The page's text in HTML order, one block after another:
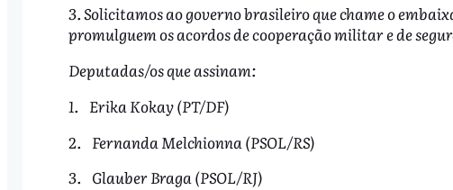
3. Solicitamos ao governo brasileiro que chame o
promulguem os acordos de cooperação militar e de
Deputadas/os que assinam:
1. Erika Kokay (PT/DF)
2. Fernanda Melchionna (PSOL/RS)
3. Glauber Braga (PSOL/RJ)